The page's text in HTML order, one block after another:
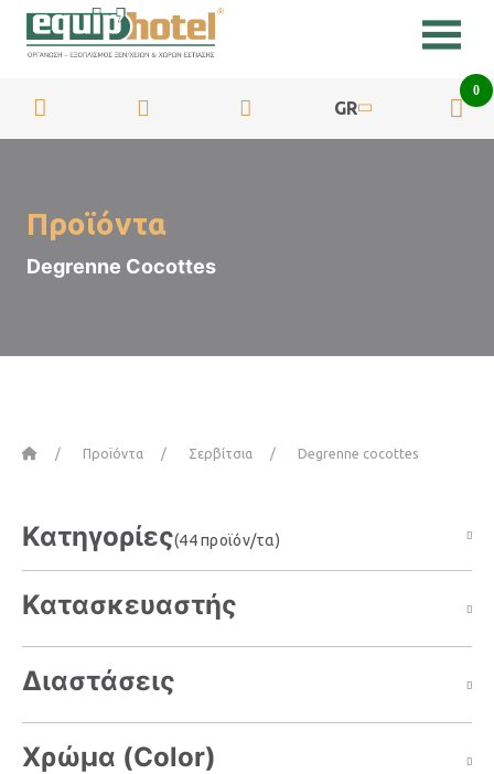
GR
0
Προϊόντα
Degrenne Cocottes
Αρχική Προϊόντα Σερβίτσια Degrenne cocottes
Κατηγορίες(44 προϊόν/τα)
Κατασκευαστής
Διαστάσεις
Χρώμα (Color)